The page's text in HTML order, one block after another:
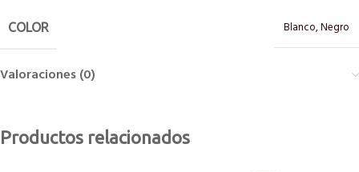
COLOR Blanco,Negro
Valoraciones (0)
Productos relacionados